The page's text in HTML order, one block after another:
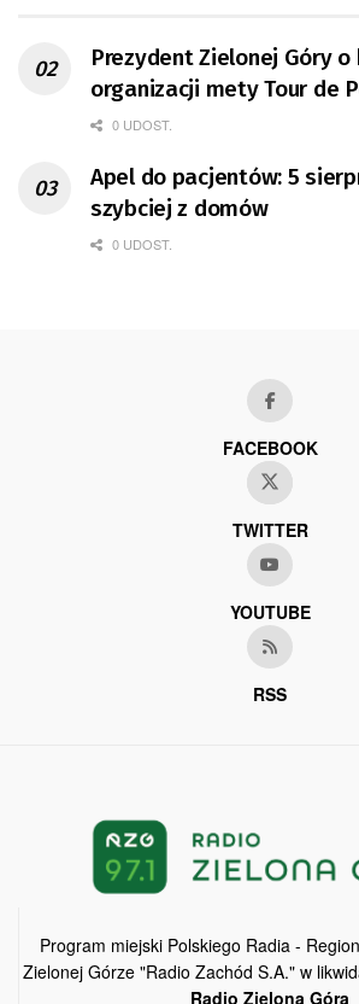
Prezydent Zielonej Góry o
organizacji mety Tour de
0 UDOST.
Apel do pacjentów: 5
szybciej z domów
0 UDOST.
FACEBOOK
TWITTER
YOUTUBE
RSS
Program miejski Polskiego Radia -
Zielonej Górze "Radio Zachód S.A." w
Radio Zielona Góra